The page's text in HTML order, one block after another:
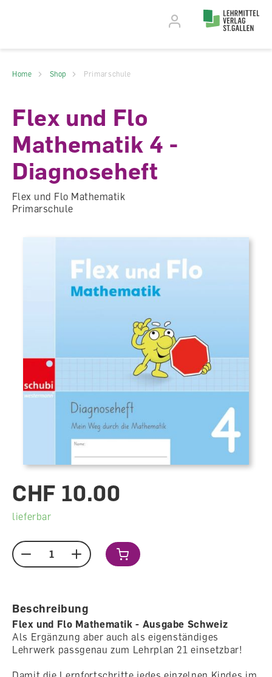
Accesskey Navigation
Footer
zurHome Shop Primarschule
Flex und Flo
Mathematik 4 -
Diagnoseheft
Flex und Flo Mathematik
Primarschule
CHF 10.00
lieferbar
Menge
Beschreibung
Flex und Flo Mathematik - Ausgabe Schweiz
Als Ergänzung aber auch als eigenständiges
Lehrwerk passgenau zum Lehrplan 21 einsetzbar!